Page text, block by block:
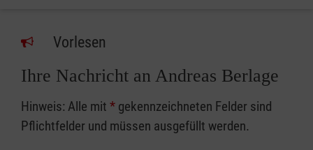
Vorlesen
Ihre Nachricht an Andreas Berlage
Hinweis: Alle mit * gekennzeichneten Felder sind
Pflichtfelder und müssen ausgefüllt werden.